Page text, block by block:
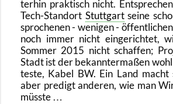
ter­hin prak­tisch nicht.
Tech-Stand­ort Stutt­gartseine
spro­che­nen - we­ni­gen -
noch immer nicht ein­ge­rich­tet,
Som­mer 2015 nicht schaf­fen;
Stadt ist der be­kann­ter­ma­ßen
tes­te, Kabel BW. Ein Land macht
aber pre­digt an­de­ren, wie man
müss­te …